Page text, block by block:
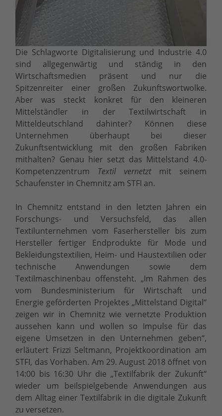
Die Schlagworte Digitalisierung und Industrie 4.0
sind allgegenwärtig und ständig in den
Wirtschaftsmedien präsent und nur die
Spitzenreiter einer großen Zukunftswortwolke.
Aber was steckt konkret für den kleineren
Mittelständler in der Textilwirtschaft in
Mitteldeutschland dahinter? Können diese
Unternehmen überhaupt bei dieser
Zukunftsentwicklung mit den großen Fabriken
mithalten? Genau hier setzt das Mittelstand 4.0-
Kompetenzzentrum Textil vernetztmit seinem
Schaufenster in Chemnitz am STFI an.
In Chemnitz entstand in den letzten Jahren ein
Forschungs- und Versuchsfeld, das allen
Textilunternehmen vom Faserhersteller bis zum
Hersteller fertiger Endprodukte für Mode und
Bekleidungstextilien, Heim- und Haustextilien oder
technische Anwendungen sowie dem
Textilmaschinenbau offensteht. „Im Rahmen des
vom Bundesministerium für Wirtschaft und
Energie geförderten Projektes „Mittelstand Digital“
zeigen wir in Chemnitz wie vernetzte Produktion
aussehen kann und wollen so Impulse für das
eigene Umsetzen in den Unternehmen geben“,
erläutert Frizzi Seltmann, Projektkoordination am
STFI, das Vorhaben. Am 29. August 2018 öffnet von
14:00 bis 16:30 Uhr die „Textilfabrik der Zukunft“
wieder um beilspielgebende Anwendungen aus
dem Alltag einer Textilfabrik in die digitale Zukunft
zu versetzen.